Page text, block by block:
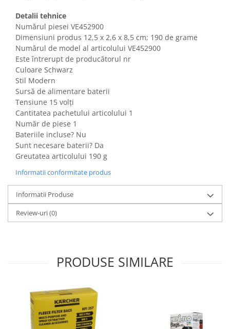
Cosmetice si produse ingrijire
personala
Igiena dentara
Jucarii, Copii & Bebe
Camera copilului
Hrana bebelusi
Igiena si ingrijire
Jucarii si Jocuri
Maternitate
Petshop
Accesorii animale de companie
Acvaristica
Castroane si adapatori animale
Igiena animale de companie
Mobila si transport animale de
companie
Componente PC
Imprimante, Scanere &
Consumabile
Periferice PC
Retelistica & Supraveghere
Detalii tehnice
Numărul piesei VE452900
Dimensiuni produs ‎12,5 x 2,6 x 8,5 cm; 190 de grame
Numărul de model al articolului ‎VE452900
Este întrerupt de producătorul nr
Culoare Schwarz
Stil Modern
Sursă de alimentare baterii
Tensiune 15 volți
Cantitatea pachetului articolului 1
Număr de piese 1
Bateriile incluse? Nu
Sunt necesare baterii? Da
Greutatea articolului 190 g
Informatii conformitate produs
Informatii Produse
Review-uri(0)
PRODUSE SIMILARE